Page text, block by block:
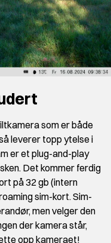
som er både
leverer topp ytelse i
er et plug-and-play
Det kommer ferdig
på 32 gb (intern
sim-kort. Sim-
men velger den
der kamera står,
opp kameraet!